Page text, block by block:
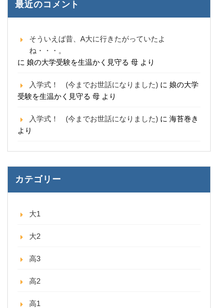
最近のコメント
そういえば昔、A大に行きたがっていたよ
ね・・・。
に 娘の大学受験を生温かく見守る 母 より
入学式！ (今までお世話になりました) に 娘の大学
受験を生温かく見守る 母 より
入学式！ (今までお世話になりました) に 海苔巻き
より
カテゴリー
大1
大2
高3
高2
高1